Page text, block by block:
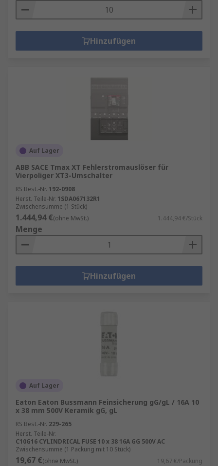
Hinzufügen
Auf Lager
ABB SACE Tmax XT Fehlerstromauslöser für
Vierpoliger XT3-Umschalter
RS Best.-Nr. 192-0908
Herst. Teile-Nr. 1SDA067132R1
Zwischensumme (1 Stück)
1.444,94 €(ohne MwSt.) 1.444,94 €/Stück
Menge
Hinzufügen
Auf Lager
Eaton Eaton Bussmann Feinsicherung gG/gL / 16A 10
x 38 mm 500V Keramik gG, gL
RS Best.-Nr. 229-265
Herst. Teile-Nr.
C10G16 CYLINDRICAL FUSE 10 x 38 16A GG 500V AC
Zwischensumme (1 Packung mit 10 Stück)
19,67 €(ohne MwSt.) 19,67 €/Packung